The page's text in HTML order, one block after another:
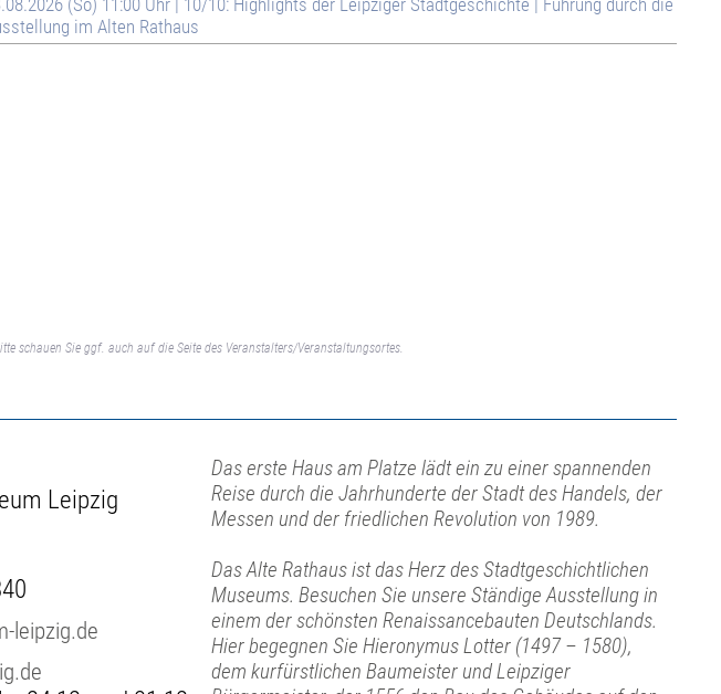
im Alten Rathaus
schauen Sie ggf. auch auf die Seite des Veranstalters/Veranstaltungsortes.
Leipzig
leipzig.de
Das erste Haus am Platze lädt ein zu einer spannenden
Reise durch die Jahrhunderte der Stadt des Handels, der
Messen und der friedlichen Revolution von 1989.
Das Alte Rathaus ist das Herz des Stadtgeschichtlichen
Museums. Besuchen Sie unsere Ständige Ausstellung in
einem der schönsten Renaissancebauten Deutschlands.
Hier begegnen Sie Hieronymus Lotter (1497 – 1580),
dem kurfürstlichen Baumeister und Leipziger